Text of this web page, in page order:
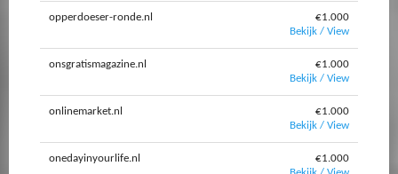
opperdoeser-ronde.nl
€1.000
Bekijk / View
onsgratismagazine.nl
€1.000
Bekijk / View
onlinemarket.nl
€1.000
Bekijk / View
onedayinyourlife.nl
€1.000